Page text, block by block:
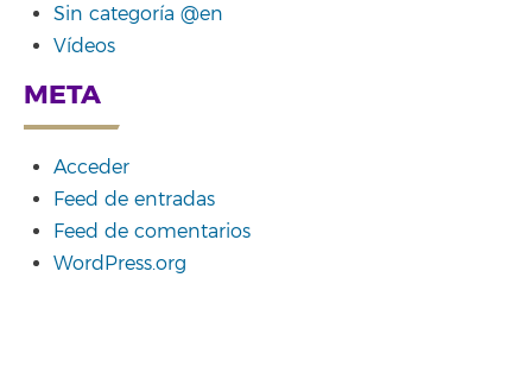
Sin categoría @en
Vídeos
META
Acceder
Feed de entradas
Feed de comentarios
WordPress.org